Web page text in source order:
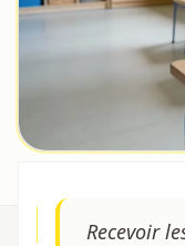
Recevoir